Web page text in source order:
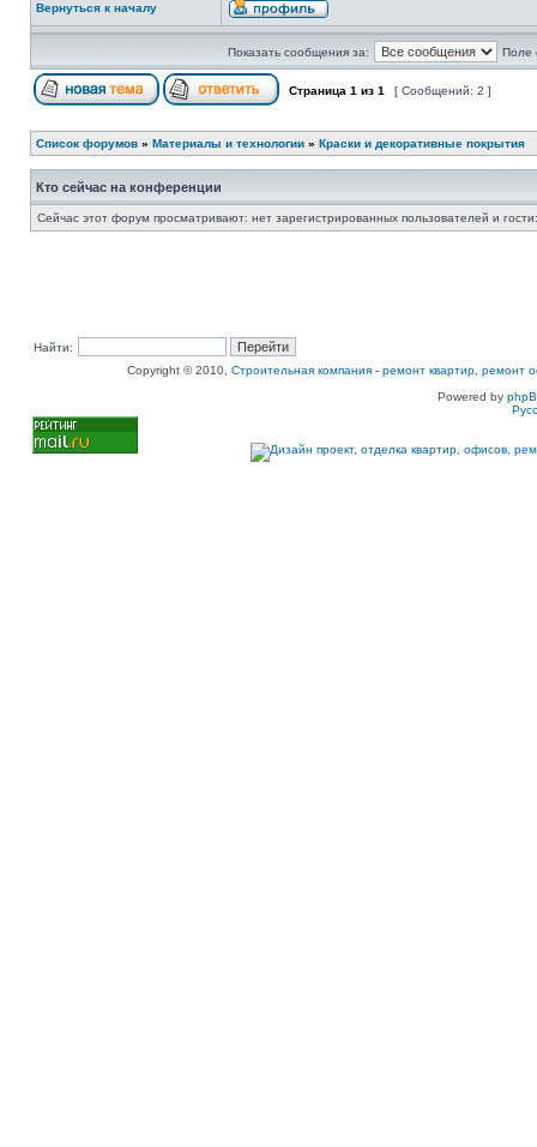
Вернуться к началу
Показать сообщения за: Поле
Страница 1 из 1 [ Сообщений: 2 ]
Список форумов » Материалы и технологии » Краски и декоративные покрытия
Кто сейчас на конференции
Сейчас этот форум просматривают: нет зарегистрированных пользователей и
Найти:
Copyright © 2010, Строительная компания - ремонт квартир, ремонт
Powered by